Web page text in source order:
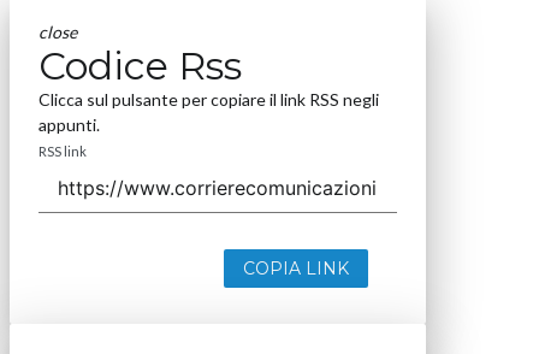
close
Codice Rss
Clicca sul pulsante per copiare il link RSS negli
appunti.
RSS link
COPIA LINK